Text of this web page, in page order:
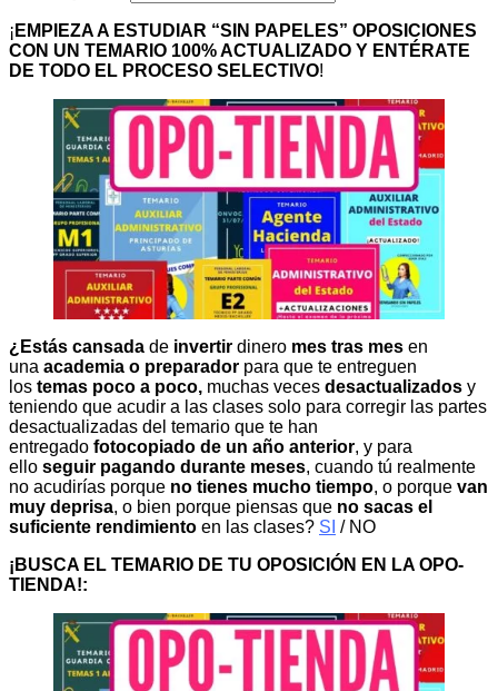
¡ EMPIEZA A ESTUDIAR “SIN PAPELES” OPOSICIONES
CON UN TEMARIO 100% ACTUALIZADO Y ENTÉRATE
DE TODO EL PROCESO SELECTIVO!
¿Estás cansada de invertir dinero mes tras mes en
una academia o preparador para que te entreguen
los temas poco a poco, muchas veces desactualizados y
teniendo que acudir a las clases solo para corregir las partes
desactualizadas del temario que te han
entregado fotocopiado de un año anterior, y para
ello seguir pagando durante meses, cuando tú realmente
no acudirías porque no tienes mucho tiempo, o porque van
muy deprisa, o bien porque piensas que no sacas el
suficiente rendimiento en las clases? SI / NO
¡BUSCA EL TEMARIO DE TU OPOSICIÓN EN LA OPO-
TIENDA!: